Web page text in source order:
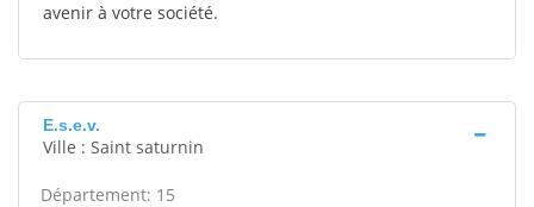
avenir à votre société.
E.s.e.v.
Ville : Saint saturnin
Département: 15